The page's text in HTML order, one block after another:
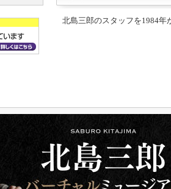
北島三郎のスタッフを1984年